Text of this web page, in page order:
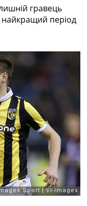
гравець
найкращий період